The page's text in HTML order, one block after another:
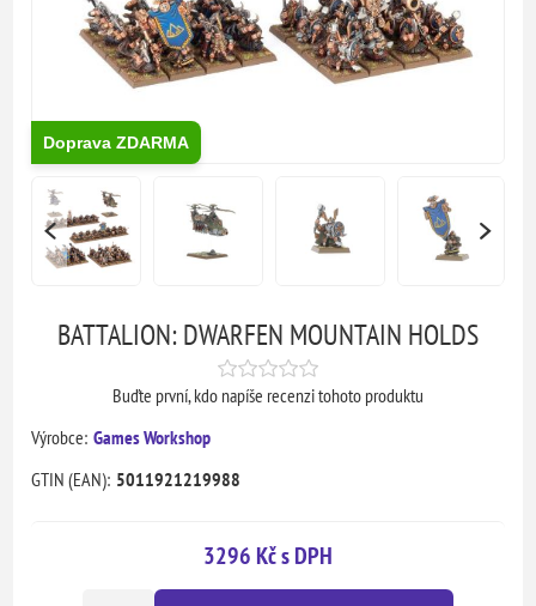
Doprava ZDARMA
BATTALION: DWARFEN MOUNTAIN HOLDS
Buďte první, kdo napíše recenzi tohoto produktu
Výrobce: Games Workshop
GTIN (EAN): 5011921219988
3296 Kč s DPH